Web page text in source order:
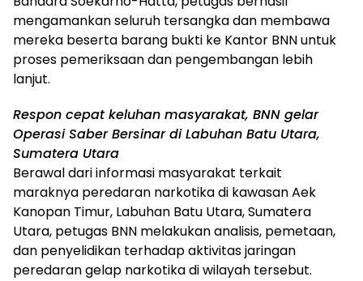
mengamankan seluruh tersangka dan membawa
mereka beserta barang bukti ke Kantor BNN untuk
proses pemeriksaan dan pengembangan lebih
lanjut.
Respon cepat keluhan masyarakat, BNN gelar
Operasi Saber Bersinar di Labuhan Batu Utara,
Sumatera Utara
Berawal dari informasi masyarakat terkait
maraknya peredaran narkotika di kawasan Aek
Kanopan Timur, Labuhan Batu Utara, Sumatera
Utara, petugas BNN melakukan analisis, pemetaan,
dan penyelidikan terhadap aktivitas jaringan
peredaran gelap narkotika di wilayah tersebut.